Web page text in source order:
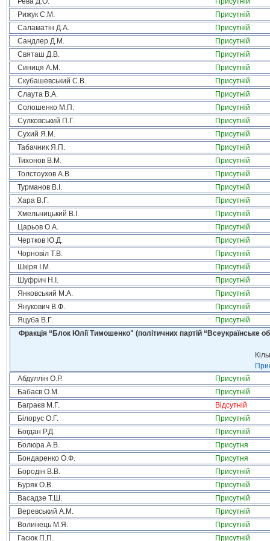
Рижук С.М.
Присутній
Саламатін Д.А.
Присутній
Сандлер Д.М.
Присутній
Святаш Д.В.
Присутній
Синиця А.М.
Присутній
Скубашевський С.В.
Присутній
Слаута В.А.
Присутній
Солошенко М.П.
Присутній
Сулковський П.Г.
Присутній
Сухий Я.М.
Присутній
Табачник Я.П.
Присутній
Тихонов В.М.
Присутній
Толстоухов А.В.
Присутній
Турманов В.І.
Присутній
Хара В.Г.
Присутній
Хмельницький В.І.
Присутній
Царьов О.А.
Присутній
Чертков Ю.Д.
Присутній
Чорновіл Т.В.
Присутній
Шкіря І.М.
Присутній
Шуфрич Н.І.
Присутній
Янковський М.А.
Присутній
Янукович В.Ф.
Присутній
Яцуба В.Г.
Присутній
Фракція “Блок Юлії Тимошенко" (політичних партій “Всеукраїнське
Абдуллін О.Р.
Присутній
Бабаєв О.М.
Присутній
Баграєв М.Г.
Відсутній
Білорус О.Г.
Присутній
Богдан Р.Д.
Присутній
Болюра А.В.
Присутня
Бондаренко О.Ф.
Присутня
Бородін В.В.
Присутній
Буряк О.В.
Присутній
Васадзе Т.Ш.
Присутній
Веревський А.М.
Присутній
Волинець М.Я.
Присутній
Гасюк П.П.
Присутній